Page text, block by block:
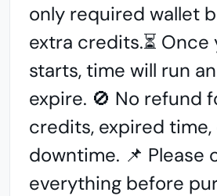
only required wallet
extra credits.⏳ Once
starts, time will run
expire. 🚫 No refund
credits, expired
downtime. 📌 Please
everything before